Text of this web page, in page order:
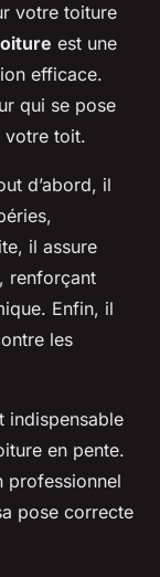
votre toiture
est une
efficace.
qui se pose
votre toit.
d’abord, il
il assure
renforçant
Enfin, il
les
indispensable
en pente.
professionnel
pose correcte